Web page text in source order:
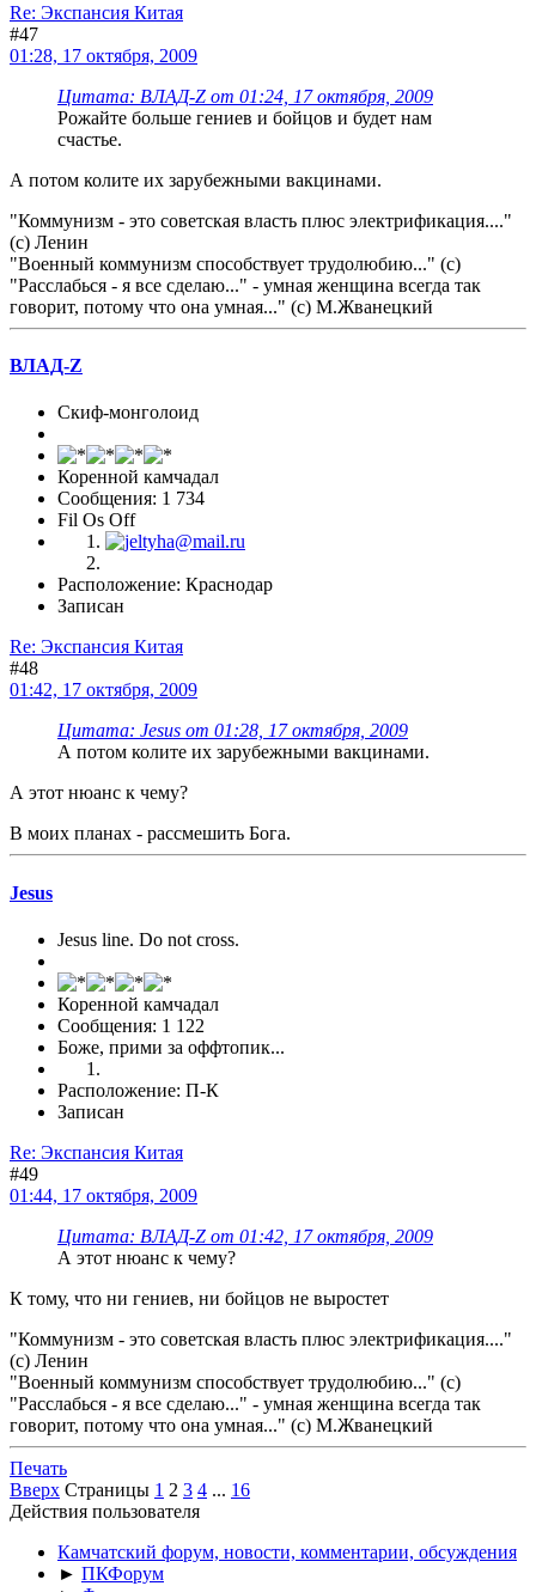
Re: Экспансия Китая
#47
01:28, 17 октября, 2009
Цитата: ВЛАД-Z от 01:24, 17 октября, 2009
Рожайте больше гениев и бойцов и будет нам
счастье.
А потом колите их зарубежными вакцинами.
"Коммунизм - это советская власть плюс электрификация...."
(с) Ленин
"Военный коммунизм способствует трудолюбию..." (с)
"Расслабься - я все сделаю..." - умная женщина всегда так
говорит, потому что она умная..." (с) М.Жванецкий
ВЛАД-Z
Cкиф-монголоид
Коренной камчадал
Сообщения: 1 734
Fil Os Off
Расположение: Краснодар
Записан
Re: Экспансия Китая
#48
01:42, 17 октября, 2009
Цитата: Jesus от 01:28, 17 октября, 2009
А потом колите их зарубежными вакцинами.
А этот нюанс к чему?
В моих планах - рассмешить Бога.
Jesus
Jesus line. Do not cross.
Коренной камчадал
Сообщения: 1 122
Боже, прими за оффтопик...
Расположение: П-К
Записан
Re: Экспансия Китая
#49
01:44, 17 октября, 2009
Цитата: ВЛАД-Z от 01:42, 17 октября, 2009
А этот нюанс к чему?
К тому, что ни гениев, ни бойцов не выростет
"Коммунизм - это советская власть плюс электрификация...."
(с) Ленин
"Военный коммунизм способствует трудолюбию..." (с)
"Расслабься - я все сделаю..." - умная женщина всегда так
говорит, потому что она умная..." (с) М.Жванецкий
Печать
Вверх Страницы 1 2 3 4 ... 16
Действия пользователя
Камчатский форум, новости, комментарии, обсуждения
► ПКФорум